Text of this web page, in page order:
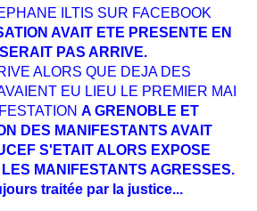
ILTIS SUR FACEBOOK
AVAIT ETE PRESENTE EN
PAS ARRIVE.
ALORS QUE DEJA DES
EU LIEU LE PREMIER MAI
A GRENOBLE ET
DES MANIFESTANTS AVAIT
S'ETAIT ALORS EXPOSE
MANIFESTANTS AGRESSES.
traitée par la justice...